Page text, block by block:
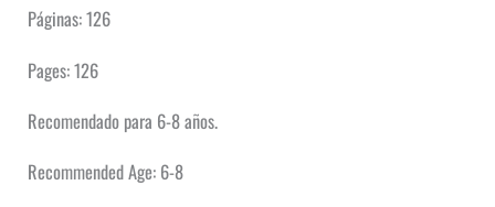
Páginas: 126
Pages: 126
Recomendado para 6-8 años.
Recommended Age: 6-8